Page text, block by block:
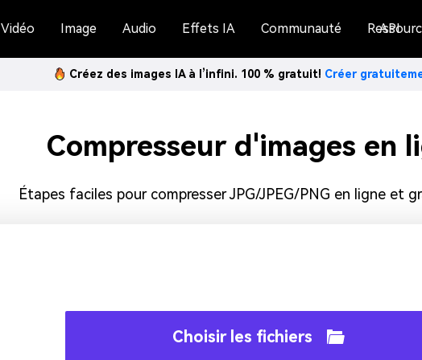
Vidéo Image Audio Effets IA Communauté API
Créez des images IA à l’infini. 100 % gratuit! Créer
Compresseur d'images en
Étapes faciles pour compresser JPG/JPEG/PNG en ligne et
Choisir les fichiers